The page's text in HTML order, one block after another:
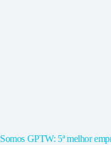
Somos GPTW: 5ª melhor